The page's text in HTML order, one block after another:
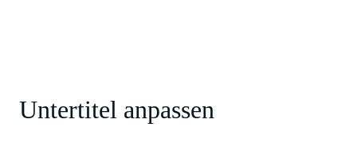
Untertitel anpassen